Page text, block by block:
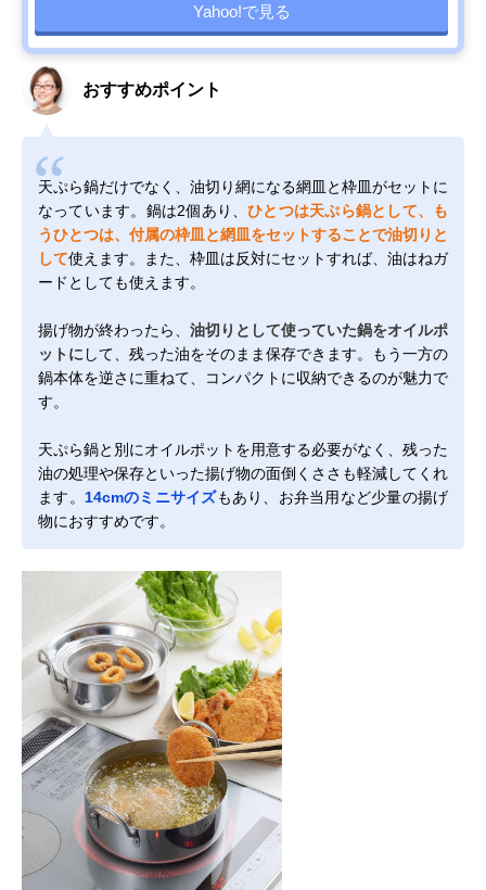
Yahoo!で見る
おすすめポイント
天ぷら鍋だけでなく、油切り網になる網皿と枠皿がセットに
なっています。鍋は2個あり、ひとつは天ぷら鍋として、も
うひとつは、付属の枠皿と網皿をセットすることで油切りと
して使えます。また、枠皿は反対にセットすれば、油はねガ
ードとしても使えます。
揚げ物が終わったら、 油切りとして使っていた鍋をオイルポ
ットに して、残った油をそのまま保存できます。もう一方の
鍋本体を逆さに重ねて、コンパクトに収納できるのが魅力で
す。
天ぷら鍋と別にオイルポットを用意する必要がなく、残った
油の処理や保存といった揚げ物の面倒くささも軽減してくれ
ます。 14cmのミニサイズもあり、お弁当用など少量の揚げ
物におすすめです。